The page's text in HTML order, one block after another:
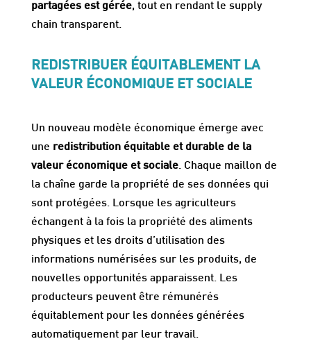
partagées est gérée, tout en rendant le supply
chain transparent.
REDISTRIBUER ÉQUITABLEMENT LA
VALEUR ÉCONOMIQUE ET SOCIALE
Un nouveau modèle économique émerge avec
une redistribution équitable et durable de la
valeur économique et sociale. Chaque maillon de
la chaîne garde la propriété de ses données qui
sont protégées. Lorsque les agriculteurs
échangent à la fois la propriété des aliments
physiques et les droits d’utilisation des
informations numérisées sur les produits, de
nouvelles opportunités apparaissent. Les
producteurs peuvent être rémunérés
équitablement pour les données générées
automatiquement par leur travail.